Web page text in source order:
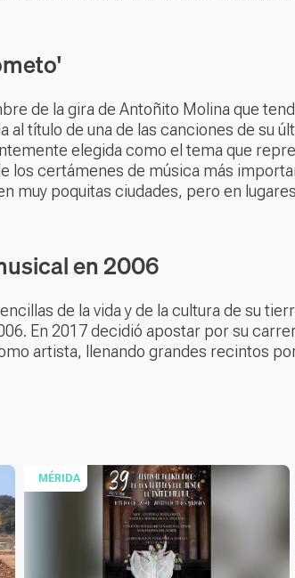
de la gira de Antoñito Molina que
título de una de las canciones de su
elegida como el tema que
los certámenes de música más
muy poquitas ciudades, pero en
en 2006
de la vida y de la cultura de su
En 2017 decidió apostar por su
artista, llenando grandes recintos
MÉRIDA